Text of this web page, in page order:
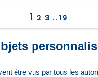
1 2 3 … 19
être vus par tous les